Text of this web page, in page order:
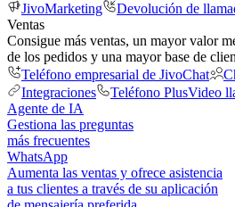
JivoMarketing
Devolución de
Ventas
Consigue más ventas, un mayor valor
de los pedidos y una mayor base de
Teléfono empresarial de JivoChat
Integraciones
Teléfono PlusVideo
Agente de IA
Gestiona las preguntas
más frecuentes
WhatsApp
Aumenta las ventas y ofrece asistencia
a tus clientes a través de su aplicación